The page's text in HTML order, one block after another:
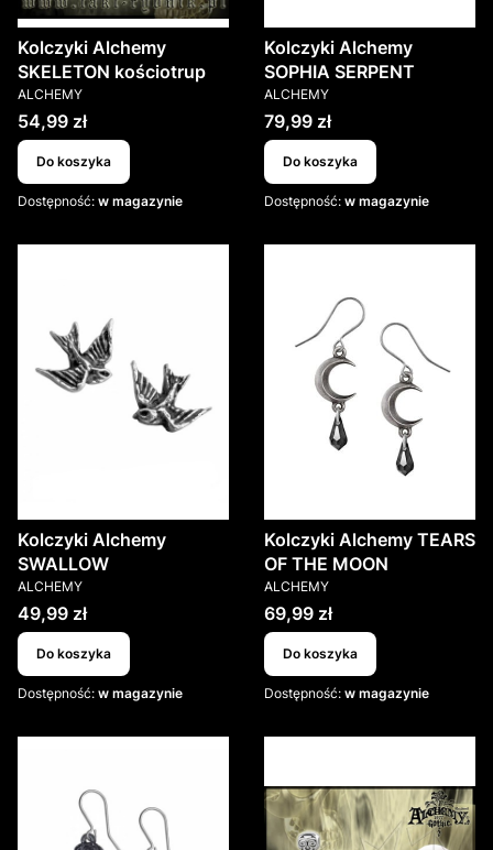
Kolczyki Alchemy
SKELETON kościotrup
PRODUCENT
ALCHEMY
Cena
54,99 zł
Do koszyka
Dostępność: w magazynie
Kolczyki Alchemy
SOPHIA SERPENT
PRODUCENT
ALCHEMY
Cena
79,99 zł
Do koszyka
Dostępność: w magazynie
Kolczyki Alchemy
SWALLOW
PRODUCENT
ALCHEMY
Cena
49,99 zł
Do koszyka
Dostępność: w magazynie
Kolczyki Alchemy TEARS
OF THE MOON
PRODUCENT
ALCHEMY
Cena
69,99 zł
Do koszyka
Dostępność: w magazynie